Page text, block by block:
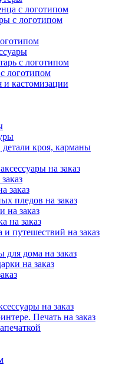
с логотипом
с логотипом
с логотипом
логотипом
кастомизации
детали кроя, карманы
на заказ
заказ
пледов на заказ
на заказ
на заказ
путешествий на заказ
дома на заказ
на заказ
на заказ
Печать на заказ